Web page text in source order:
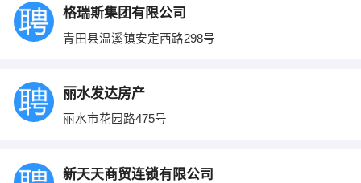
格瑞斯集团有限公司
青田县温溪镇安定西路298号
丽水发达房产
丽水市花园路475号
新天天商贸连锁有限公司